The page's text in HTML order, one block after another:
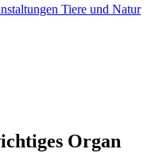
Tiere und Natur
Organ